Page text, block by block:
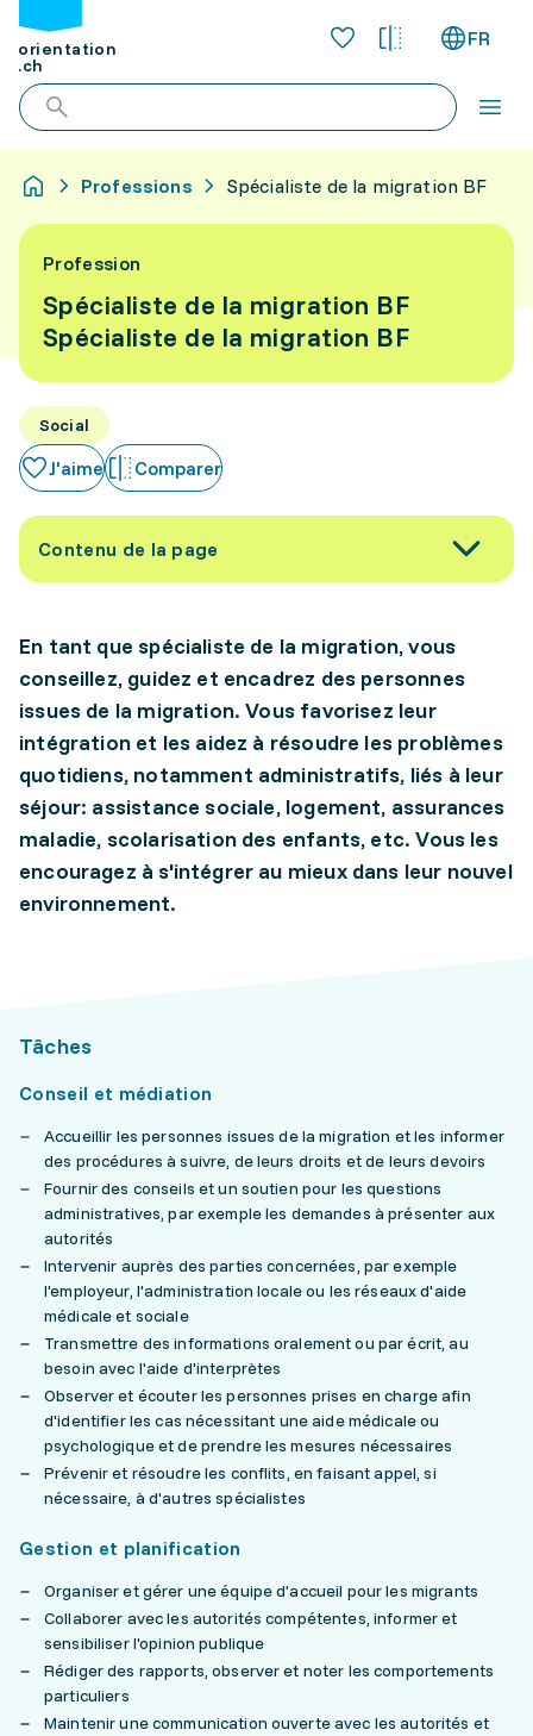
orientation
.ch
FR
Professions Spécialiste de la migration BF
Profession
Spécialiste de la migration BF
Spécialiste de la migration BF
Social
J'aime Comparer
Contenu de la page
En tant que spécialiste de la migration, vous
conseillez, guidez et encadrez des personnes
issues de la migration. Vous favorisez leur
intégration et les aidez à résoudre les problèmes
quotidiens, notamment administratifs, liés à leur
séjour: assistance sociale, logement, assurances
maladie, scolarisation des enfants, etc. Vous les
encouragez à s'intégrer au mieux dans leur nouvel
environnement.
Tâches
Conseil et médiation
Accueillir les personnes issues de la migration et les informer
des procédures à suivre, de leurs droits et de leurs devoirs
Fournir des conseils et un soutien pour les questions
administratives, par exemple les demandes à présenter aux
autorités
Intervenir auprès des parties concernées, par exemple
l'employeur, l'administration locale ou les réseaux d'aide
médicale et sociale
Transmettre des informations oralement ou par écrit, au
besoin avec l'aide d'interprètes
Observer et écouter les personnes prises en charge afin
d'identifier les cas nécessitant une aide médicale ou
psychologique et de prendre les mesures nécessaires
Prévenir et résoudre les conflits, en faisant appel, si
nécessaire, à d'autres spécialistes
Gestion et planification
Organiser et gérer une équipe d'accueil pour les migrants
Collaborer avec les autorités compétentes, informer et
sensibiliser l'opinion publique
Rédiger des rapports, observer et noter les comportements
particuliers
Maintenir une communication ouverte avec les autorités et